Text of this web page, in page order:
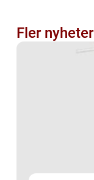
Fler nyheter